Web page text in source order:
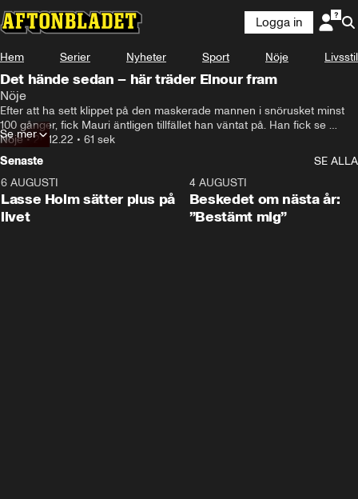
Logga in
Hem Serier Nyheter Sport Nöje Livsstil
Det hände sedan – här träder Elnour fram
Nöje
Efter att ha sett klippet på den maskerade mannen i snörusket minst
100 gånger, fick Mauri äntligen tillfället han väntat på. Han fick se
Elnours rätta ansikte.
Nöje•26.12.22 • 61 sek
Se mer
Senaste
SE ALLA
6 AUGUSTI
Lasse Holm sätter plus på
livet
4 AUGUSTI
Beskedet om nästa år:
”Bestämt mig”